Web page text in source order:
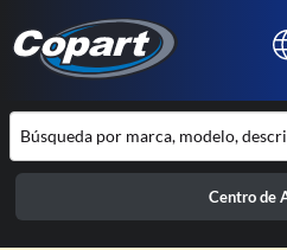
Centro de